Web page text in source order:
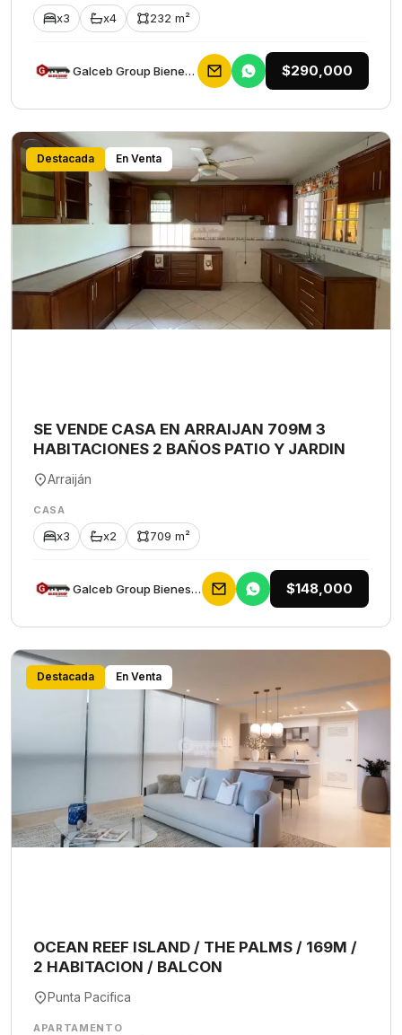
x3 x4 232 m²
Galceb Group Bienes Raices $290,000
Destacada En Venta
SE VENDE CASA EN ARRAIJAN 709M 3
HABITACIONES 2 BAÑOS PATIO Y JARDIN
Arraiján
CASA
x3 x2 709 m²
Galceb Group Bienes Raices $148,000
Destacada En Venta
OCEAN REEF ISLAND / THE PALMS / 169M /
2 HABITACION / BALCON
Punta Pacifica
APARTAMENTO